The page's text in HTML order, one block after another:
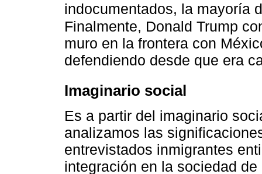
indocumentados, la mayoría
Finalmente, Donald Trump
muro en la frontera con
defendiendo desde que era
Imaginario social
Es a partir del imaginario
analizamos las
entrevistados inmigrantes
integración en la sociedad